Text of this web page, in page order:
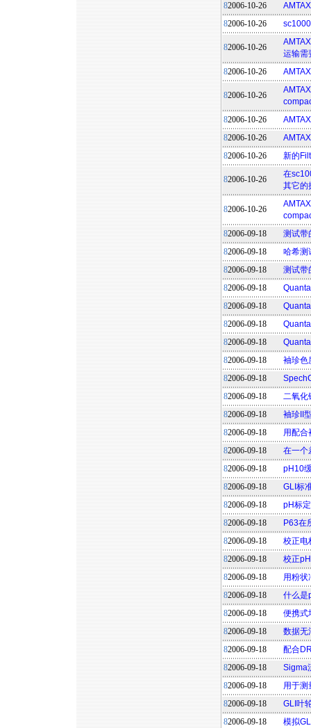
82006-10-26
82006-10-26
82006-10-26
运输需
82006-10-26
82006-10-26
82006-10-26
82006-10-26
82006-10-26 新的
82006-10-26
在
其它的
82006-10-26
82006-09-18
测试带
82006-09-18
哈希测
82006-09-18
测试带
82006-09-18
82006-09-18
82006-09-18
82006-09-18
82006-09-18
袖珍色
82006-09-18
82006-09-18
二氧化
82006-09-18
袖珍II
82006-09-18
用配合
82006-09-18
在一个
82006-09-18
pH10
82006-09-18
GLI标
82006-09-18
pH标
82006-09-18
P63在
82006-09-18
校正电
82006-09-18
校正
82006-09-18
用粉状
82006-09-18
什么是
82006-09-18
便携式
82006-09-18
数据无
82006-09-18
配合
82006-09-18
Sigma
82006-09-18
用于测
82006-09-18
GLI叶
82006-09-18 模拟